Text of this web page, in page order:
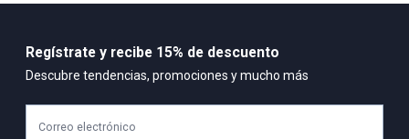
Regístrate y recibe 15% de descuento
Descubre tendencias, promociones y mucho más
Correo electrónico